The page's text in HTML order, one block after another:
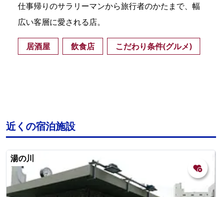
仕事帰りのサラリーマンから旅行者のかたまで、幅
広い客層に愛される店。
居酒屋 飲食店 こだわり条件(グルメ)
近くの宿泊施設
湯の川